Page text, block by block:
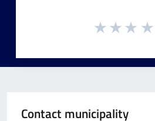
Contact municipality